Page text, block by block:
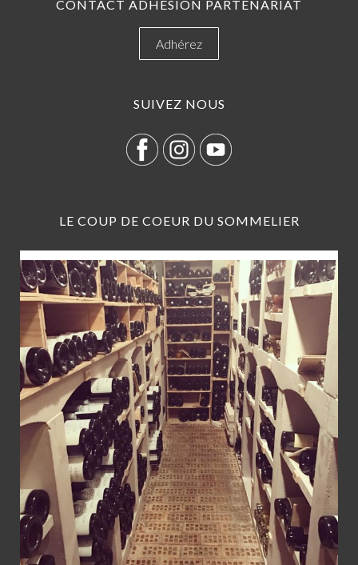
CONTACT ADHÉSION PARTENARIAT
Adhérez
SUIVEZ NOUS
LE COUP DE COEUR DU SOMMELIER